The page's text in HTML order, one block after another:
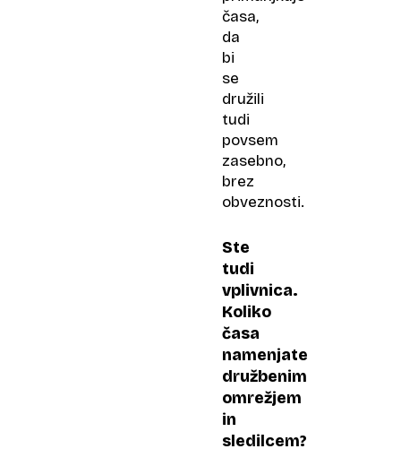
časa,
da
bi
se
družili
tudi
povsem
zasebno,
brez
obveznosti.
Ste
tudi
vplivnica.
Koliko
časa
namenjate
družbenim
omrežjem
in
sledilcem?